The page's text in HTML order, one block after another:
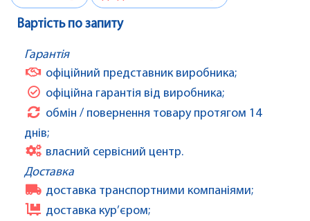
Вартість по запиту
Гарантія
офіційний представник виробника;
офіційна гарантія від виробника;
обмін / повернення товару протягом 14
днів;
власний сервісний центр.
Доставка
доставка транспортними компаніями;
доставка кур’єром;